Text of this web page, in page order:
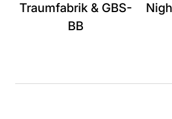
Traumfabrik & GBS-
BB